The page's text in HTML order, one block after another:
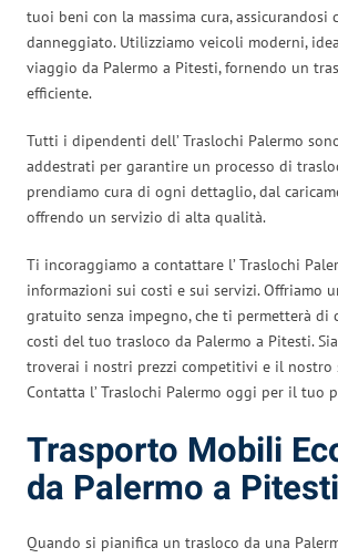
tuoi beni con la massima cura, assicurandosi
danneggiato. Utilizziamo veicoli moderni,
viaggio da Palermo a Pitesti, fornendo un
efficiente.
Tutti i dipendenti dell’ Traslochi Palermo
addestrati per garantire un processo di
prendiamo cura di ogni dettaglio, dal
offrendo un servizio di alta qualità.
Ti incoraggiamo a contattare l’ Traslochi
informazioni sui costi e sui servizi. Offriamo
gratuito senza impegno, che ti permetterà di
costi del tuo trasloco da Palermo a Pitesti.
troverai i nostri prezzi competitivi e il nostro
Contatta l’ Traslochi Palermo oggi per il tuo
Trasporto Mobili
da Palermo a Pitesti
Quando si pianifica un trasloco da una